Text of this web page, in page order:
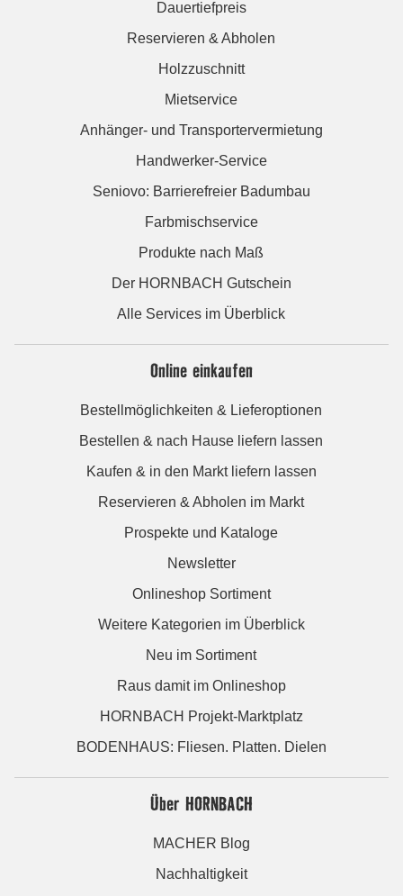
Dauertiefpreis
Reservieren & Abholen
Holzzuschnitt
Mietservice
Anhänger- und Transportervermietung
Handwerker-Service
Seniovo: Barrierefreier Badumbau
Farbmischservice
Produkte nach Maß
Der HORNBACH Gutschein
Alle Services im Überblick
Online einkaufen
Bestellmöglichkeiten & Lieferoptionen
Bestellen & nach Hause liefern lassen
Kaufen & in den Markt liefern lassen
Reservieren & Abholen im Markt
Prospekte und Kataloge
Newsletter
Onlineshop Sortiment
Weitere Kategorien im Überblick
Neu im Sortiment
Raus damit im Onlineshop
HORNBACH Projekt-Marktplatz
BODENHAUS: Fliesen. Platten. Dielen
Über HORNBACH
MACHER Blog
Nachhaltigkeit